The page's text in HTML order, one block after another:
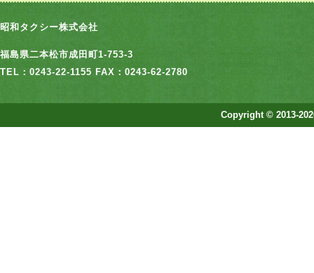
昭和タクシー株式会社
福島県二本松市成田町1-753-3
TEL：0243-22-1155 FAX：0243-62-2780
Copyright © 2013-